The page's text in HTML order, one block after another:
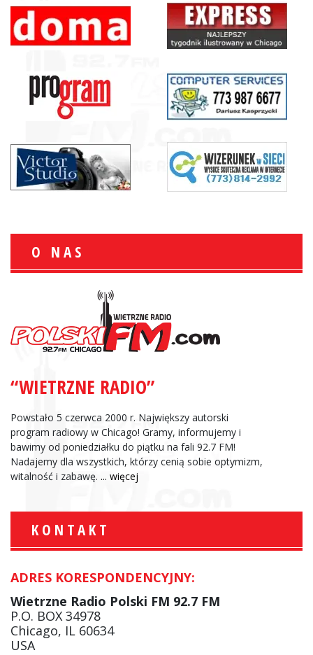
O NAS
“WIETRZNE RADIO”
Powstało 5 czerwca 2000 r. Największy autorski
program radiowy w Chicago! Gramy, informujemy i
bawimy od poniedziałku do piątku na fali 92.7 FM!
Nadajemy dla wszystkich, którzy cenią sobie optymizm,
witalność i zabawę. ... więcej
KONTAKT
ADRES KORESPONDENCYJNY:
Wietrzne Radio Polski FM 92.7 FM
P.O. BOX 34978
Chicago, IL 60634
USA